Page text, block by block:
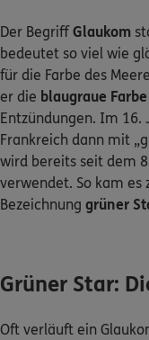
Der Begriff Glaukom
bedeutet so viel wie
für die Farbe des
er die blaugraue
Entzündungen. Im 16.
Frankreich dann mit
wird bereits seit dem
verwendet. So kam
Bezeichnung grüner
Grüner Star:
Oft verläuft ein